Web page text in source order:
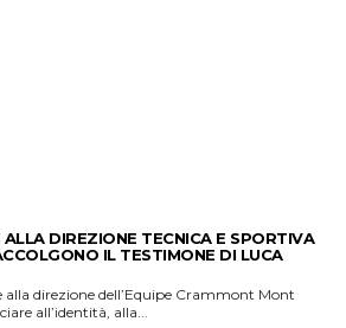
ALLA DIREZIONE TECNICA E SPORTIVA
IL TESTIMONE DI LUCA
direzione dell’Equipe Crammont Mont
all’identità, alla...